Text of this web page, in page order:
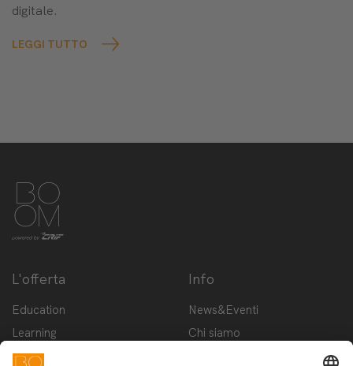
digitale.
LEGGI TUTTO
L'offerta
Education
Learning
Innovation
Info
News&Eventi
Chi siamo